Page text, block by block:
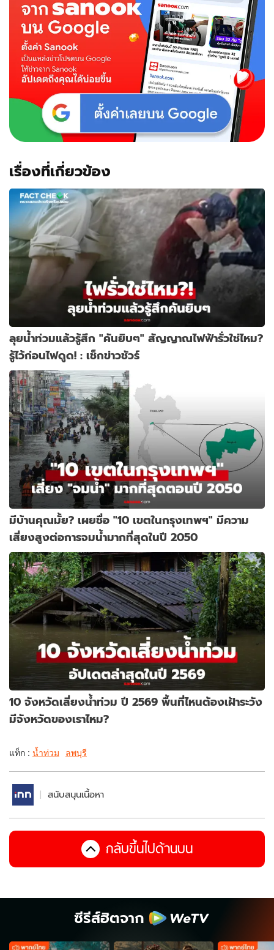
เรื่องที่เกี่ยวข้อง
ลุยน้ำท่วมแล้วรู้สึก "คันยิบๆ" สัญญาณไฟฟ้ารั่วใช่ไหม?
รู้ไว้ก่อนไฟดูด! : เช็กข่าวชัวร์
มีบ้านคุณมั้ย? เผยชื่อ "10 เขตในกรุงเทพฯ" มีความ
เสี่ยงสูงต่อการจมน้ำมากที่สุดในปี 2050
10 จังหวัดเสี่ยงน้ำท่วม ปี 2569 พื้นที่ไหนต้องเฝ้าระวัง
มีจังหวัดของเราไหม?
แท็ก : น้ำท่วม ลพบุรี
สนับสนุนเนื้อหา
กลับขึ้นไปด้านบน
ซีรีส์ฮิตจาก